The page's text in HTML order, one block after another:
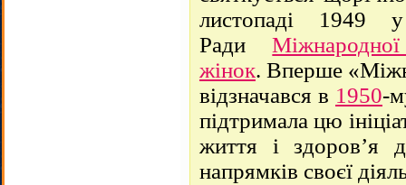
листопаді 1949
Ради
жінок. Вперше
відзначався в 1950-
підтримала цю
життя і здоров’я
напрямків своєї